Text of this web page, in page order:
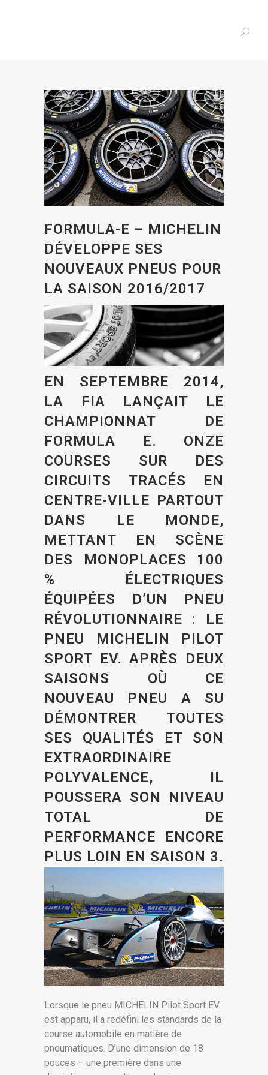
FORMULA-E – MICHELIN
DÉVELOPPE SES
NOUVEAUX PNEUS POUR
LA SAISON 2016/2017
EN SEPTEMBRE 2014,
LA FIA LANÇAIT LE
CHAMPIONNAT DE
FORMULA E. ONZE
COURSES SUR DES
CIRCUITS TRACÉS EN
CENTRE-VILLE PARTOUT
DANS LE MONDE,
METTANT EN SCÈNE
DES MONOPLACES 100
% ÉLECTRIQUES
ÉQUIPÉES D’UN PNEU
RÉVOLUTIONNAIRE : LE
PNEU MICHELIN PILOT
SPORT EV. APRÈS DEUX
SAISONS OÙ CE
NOUVEAU PNEU A SU
DÉMONTRER TOUTES
SES QUALITÉS ET SON
EXTRAORDINAIRE
POLYVALENCE, IL
POUSSERA SON NIVEAU
TOTAL DE
PERFORMANCE ENCORE
PLUS LOIN EN SAISON 3.
Lorsque le pneu MICHELIN Pilot Sport EV
est apparu, il a redéfini les standards de la
course automobile en matière de
pneumatiques. D’une dimension de 18
pouces – une première dans une